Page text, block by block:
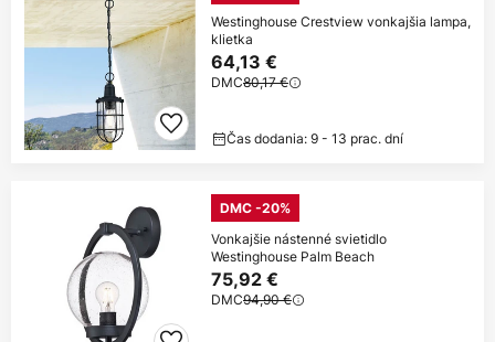
Westinghouse Crestview vonkajšia lampa,
klietka
64,13 €
DMC80,17 €
Čas dodania: 9 - 13 prac. dní
DMC -20%
Vonkajšie nástenné svietidlo
Westinghouse Palm Beach
75,92 €
DMC94,90 €